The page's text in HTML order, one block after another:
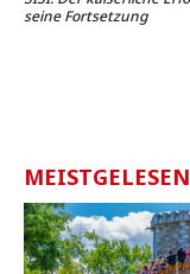
seine Fortsetzung
MEISTGELESEN